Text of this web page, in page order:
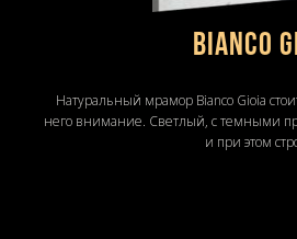
Bianco
Натуральный мрамор Bianco Gioia
него внимание. Светлый, с темными
и при этом